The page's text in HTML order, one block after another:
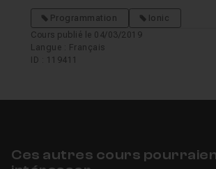
Programmation
Ionic
Cours publié le 04/03/2019
Langue : Français
ID : 119411
Ces autres cours